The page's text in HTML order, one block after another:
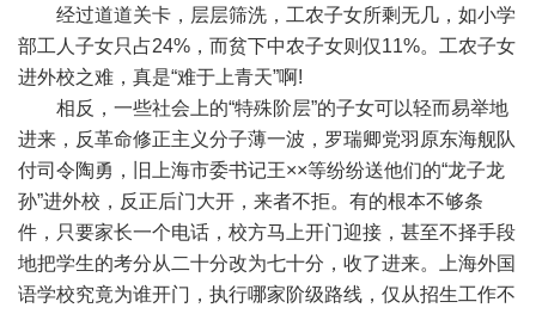
经过道道关卡，层层筛洗，工农子女所剩无几，如小学
部工人子女只占24%，而贫下中农子女则仅11%。工农子女
进外校之难，真是“难于上青天”啊!
相反，一些社会上的“特殊阶层”的子女可以轻而易举地
进来，反革命修正主义分子薄一波，罗瑞卿党羽原东海舰队
付司令陶勇，旧上海市委书记王××等纷纷送他们的“龙子龙
孙”进外校，反正后门大开，来者不拒。有的根本不够条
件，只要家长一个电话，校方马上开门迎接，甚至不择手段
地把学生的考分从二十分改为七十分，收了进来。上海外国
语学校究竟为谁开门，执行哪家阶级路线，仅从招生工作不